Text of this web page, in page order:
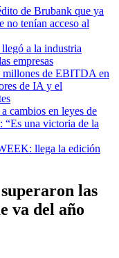
de Brubank que ya
no tenían acceso al
a la industria
empresas
de EBITDA en
de IA y el
cambios en leyes de
“Es una victoria de la
llega la edición
las
va del año